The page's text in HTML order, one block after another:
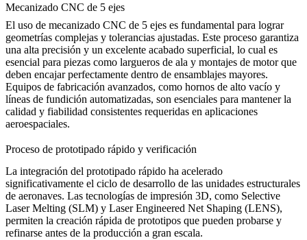
Mecanizado CNC de 5 ejes
El uso de mecanizado CNC de 5 ejes es fundamental para lograr
geometrías complejas y tolerancias ajustadas. Este proceso garantiza
una alta precisión y un excelente acabado superficial, lo cual es
esencial para piezas como largueros de ala y montajes de motor que
deben encajar perfectamente dentro de ensamblajes mayores.
Equipos de fabricación avanzados, como hornos de alto vacío y
líneas de fundición automatizadas, son esenciales para mantener la
calidad y fiabilidad consistentes requeridas en aplicaciones
aeroespaciales.
Proceso de prototipado rápido y verificación
La integración del prototipado rápido ha acelerado
significativamente el ciclo de desarrollo de las unidades estructurales
de aeronaves. Las tecnologías de impresión 3D, como Selective
Laser Melting (SLM) y Laser Engineered Net Shaping (LENS),
permiten la creación rápida de prototipos que pueden probarse y
refinarse antes de la producción a gran escala.